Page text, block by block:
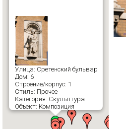
Улица: Сретенский бульвар
Дом: 6
Строение/корпус: 1
Стиль: Прочее
Категория: Скульптура
Объект: Композиция